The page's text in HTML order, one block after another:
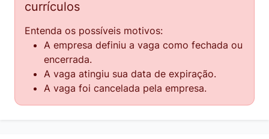
currículos
Entenda os possíveis motivos:
A empresa definiu a vaga como fechada ou
encerrada.
A vaga atingiu sua data de expiração.
A vaga foi cancelada pela empresa.